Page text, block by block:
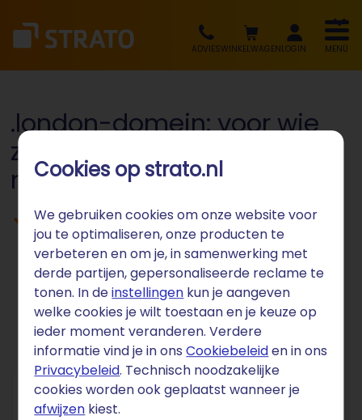
Cookies op strato.nl
We gebruiken cookies om onze website voor
jou te optimaliseren, onze producten te
verbeteren en om je, in samenwerking met
derde partijen, gepersonaliseerde reclame te
tonen. In deinstellingen kun je aangeven
welke cookies je wilt toestaan en je keuze op
ieder moment veranderen. Verdere
informatie vind je in onsCookiebeleiden in ons
Privacybeleid. Technisch noodzakelijke
cookies worden ook geplaatst wanneer je
afwijzen kiest.
ADVIESWINKELWAGENLOGIN MENÜ
.london-domein: voor wie
zakendoet in de mondiale
metropool
Voor Londense bedrijven, toerisme-
platforms en internationale
organisaties met London-binding
DOMEIN